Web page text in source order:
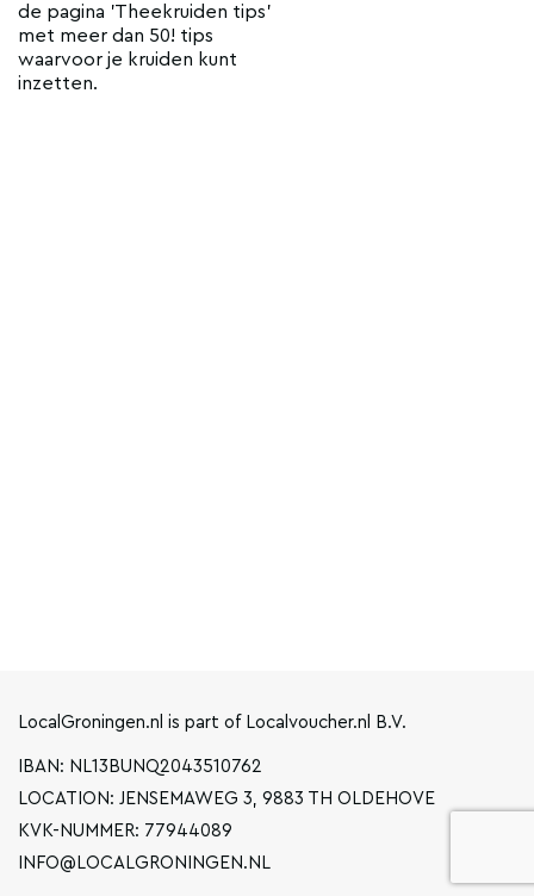
de pagina 'Theekruiden tips'
met meer dan 50! tips
waarvoor je kruiden kunt
inzetten.
LocalGroningen.nl is part of Localvoucher.nl B.V.
IBAN: NL13BUNQ2043510762
LOCATION: JENSEMAWEG 3, 9883 TH OLDEHOVE
KVK-NUMMER: 77944089
INFO@LOCALGRONINGEN.NL